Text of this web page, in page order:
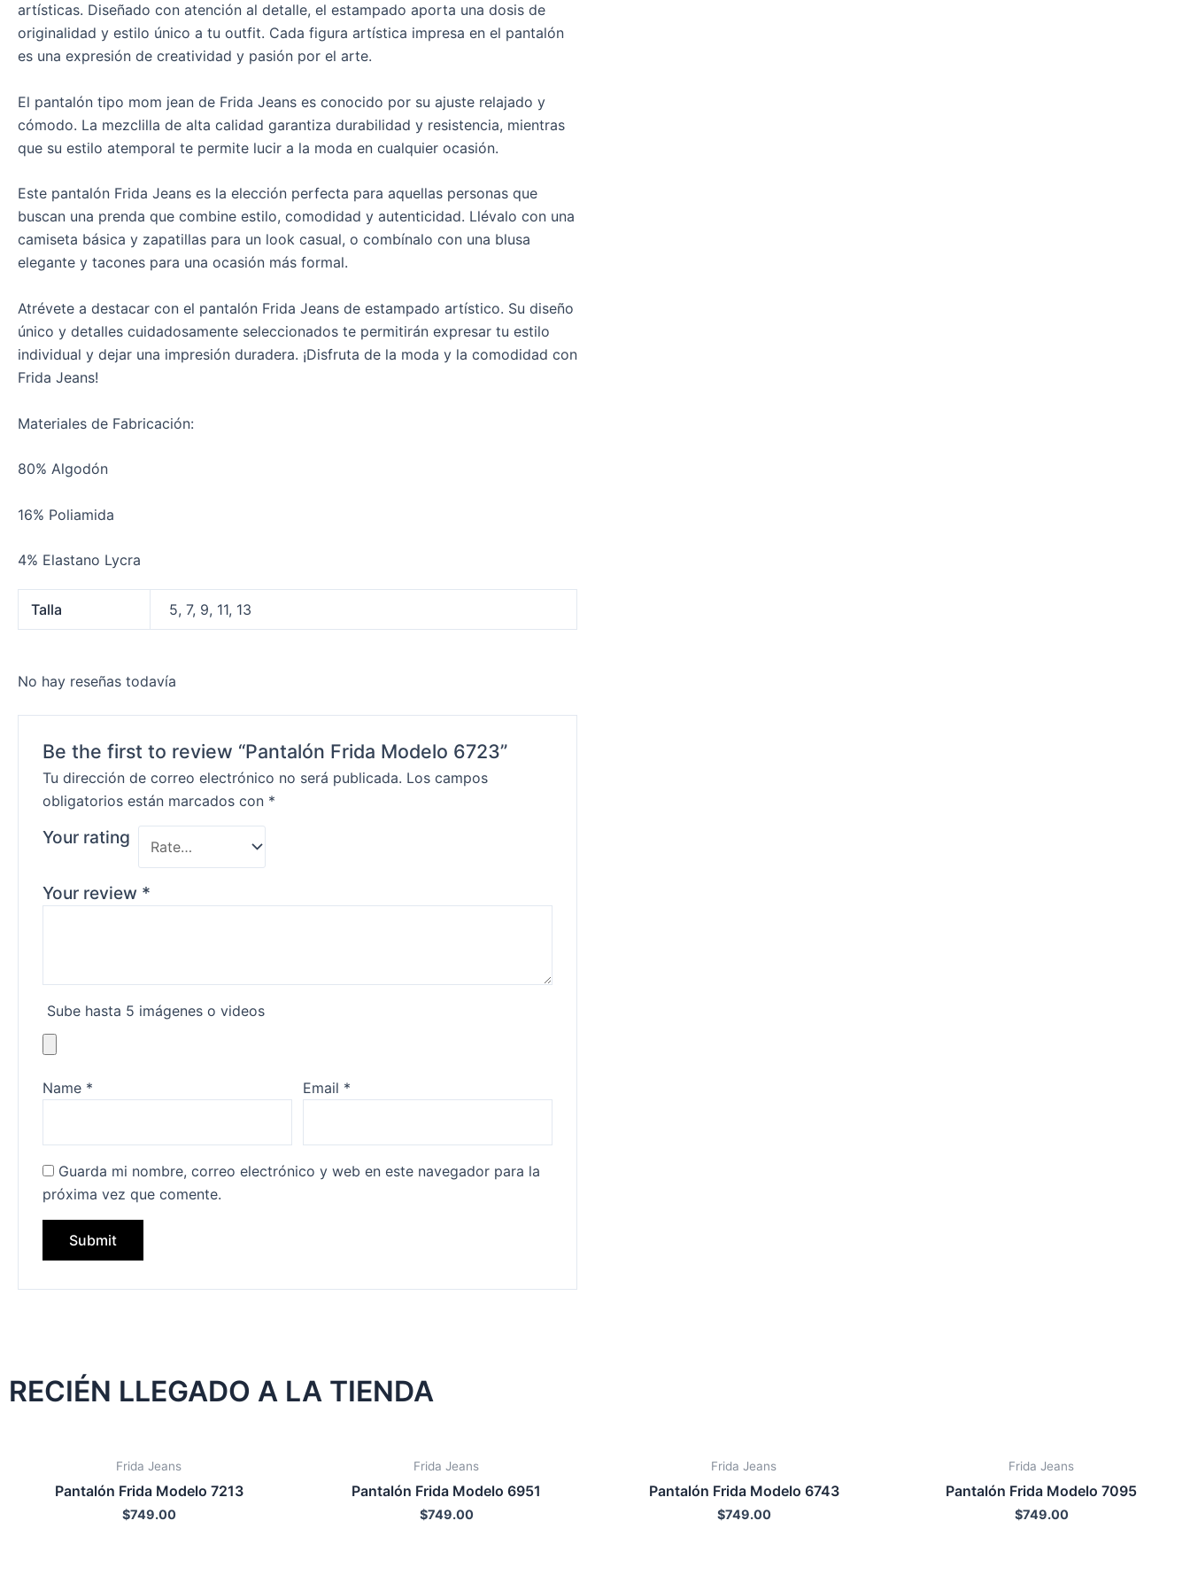
artísticas. Diseñado con atención al detalle, el estampado aporta una dosis de
originalidad y estilo único a tu outfit. Cada figura artística impresa en el pantalón
es una expresión de creatividad y pasión por el arte.
El pantalón tipo mom jean de Frida Jeans es conocido por su ajuste relajado y
cómodo. La mezclilla de alta calidad garantiza durabilidad y resistencia, mientras
que su estilo atemporal te permite lucir a la moda en cualquier ocasión.
Este pantalón Frida Jeans es la elección perfecta para aquellas personas que
buscan una prenda que combine estilo, comodidad y autenticidad. Llévalo con una
camiseta básica y zapatillas para un look casual, o combínalo con una blusa
elegante y tacones para una ocasión más formal.
Atrévete a destacar con el pantalón Frida Jeans de estampado artístico. Su diseño
único y detalles cuidadosamente seleccionados te permitirán expresar tu estilo
individual y dejar una impresión duradera. ¡Disfruta de la moda y la comodidad con
Frida Jeans!
Materiales de Fabricación:
80% Algodón
16% Poliamida
4% Elastano Lycra
Talla 5, 7, 9, 11, 13
No hay reseñas todavía
Be the first to review “Pantalón Frida Modelo 6723”
Tu dirección de correo electrónico no será publicada. Los campos
obligatorios están marcados con *
Your rating
Your review *
Sube hasta 5 imágenes o videos
Name * Email *
Guarda mi nombre, correo electrónico y web en este navegador para la
próxima vez que comente.
RECIÉN LLEGADO A LA TIENDA
Frida Jeans
Pantalón Frida Modelo 7213
$749.00
Frida Jeans
Pantalón Frida Modelo 6951
$749.00
Frida Jeans
Pantalón Frida Modelo 6743
$749.00
Frida Jeans
Pantalón Frida Modelo 7095
$749.00